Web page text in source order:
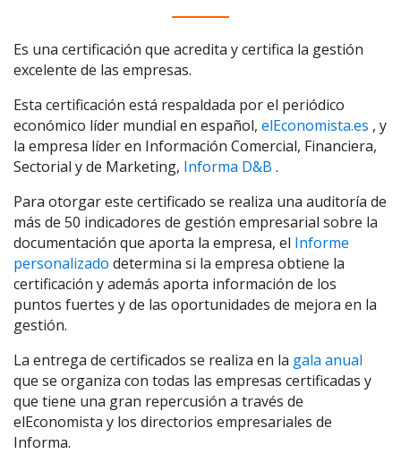
Es una certificación que acredita y certifica la gestión
excelente de las empresas.
Esta certificación está respaldada por el periódico
económico líder mundial en español, elEconomista.es , y
la empresa líder en Información Comercial, Financiera,
Sectorial y de Marketing, Informa D&B .
Para otorgar este certificado se realiza una auditoría de
más de 50 indicadores de gestión empresarial sobre la
documentación que aporta la empresa, el Informe
personalizado determina si la empresa obtiene la
certificación y además aporta información de los
puntos fuertes y de las oportunidades de mejora en la
gestión.
La entrega de certificados se realiza en la gala anual
que se organiza con todas las empresas certificadas y
que tiene una gran repercusión a través de
elEconomista y los directorios empresariales de
Informa.